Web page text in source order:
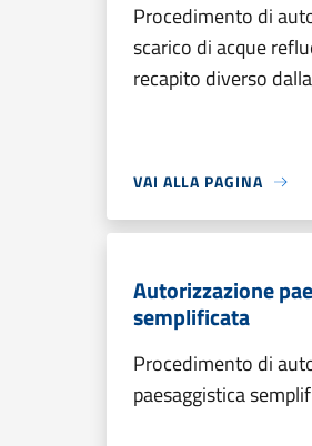
Procedimento di
scarico di acque
recapito diverso
VAI ALLA PAGINA
Autorizzazione
semplificata
Procedimento di
paesaggistica